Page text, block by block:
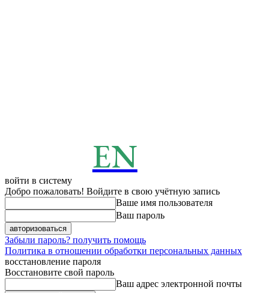
EN
войти в систему
Добро пожаловать! Войдите в свою учётную запись
Ваше имя пользователя
Ваш пароль
Забыли пароль? получить помощь
Политика в отношении обработки персональных данных
восстановление пароля
Восстановите свой пароль
Ваш адрес электронной почты